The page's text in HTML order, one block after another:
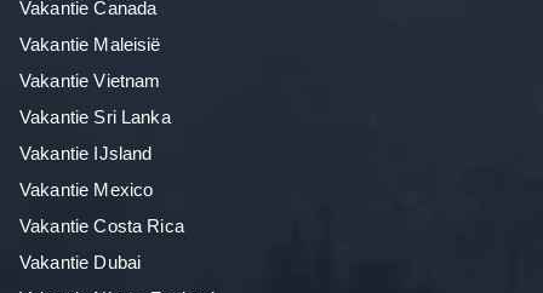
Vakantie Canada
Vakantie Maleisië
Vakantie Vietnam
Vakantie Sri Lanka
Vakantie IJsland
Vakantie Mexico
Vakantie Costa Rica
Vakantie Dubai